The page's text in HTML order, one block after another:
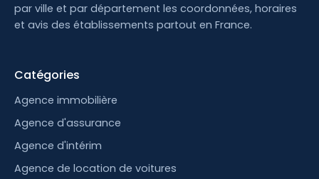
par ville et par département les coordonnées, horaires
et avis des établissements partout en France.
Catégories
Agence immobilière
Agence d'assurance
Agence d'intérim
Agence de location de voitures